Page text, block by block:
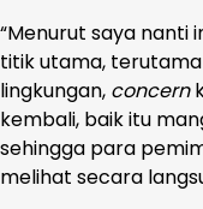
“Menurut saya nanti
titik utama,
lingkungan, concern
kembali, baik itu
sehingga para
melihat secara